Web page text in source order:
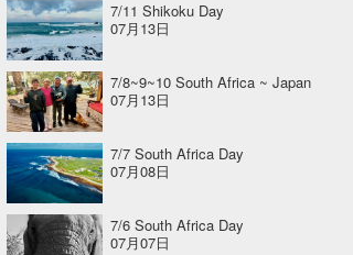
7/11 Shikoku Day
07月13日
7/8~9~10 South Africa ~ Japan
07月13日
7/7 South Africa Day
07月08日
7/6 South Africa Day
07月07日